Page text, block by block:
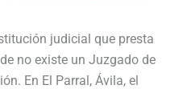
judicial que presta
no existe un Juzgado de
En El Parral, Ávila, el